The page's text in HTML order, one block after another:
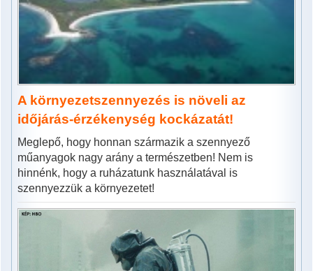
A környezetszennyezés is növeli az
időjárás-érzékenység kockázatát!
Meglepő, hogy honnan származik a szennyező
műanyagok nagy arány a természetben! Nem is
hinnénk, hogy a ruházatunk használatával is
szennyezzük a környezetet!